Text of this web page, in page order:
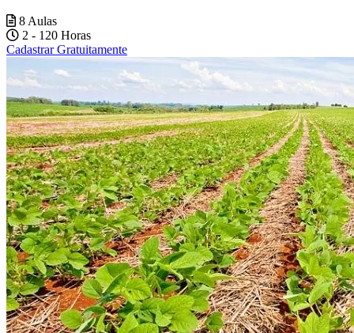
8 Aulas
2 - 120 Horas
Cadastrar Gratuitamente